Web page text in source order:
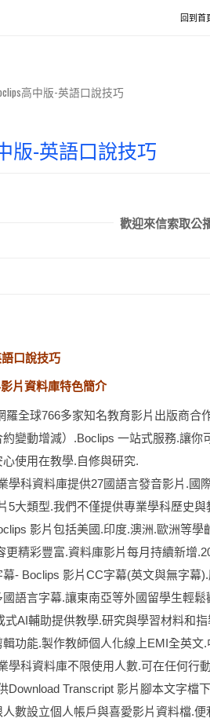
回到首
高中版-英語口說技巧
版-英語口說技巧
歡迎來信索取公
口說技巧
片資料庫特色簡介
羅全球766多家知名教育影片出版商合
約變動增減）.Boclips 一站式服務.讓
使用在教學.自修與研究.
學科資料庫提供27國語言發音影片.國
5大類型.我們不僅提供專業學科歷史
影片包括美國.印度.澳洲.歐洲等
更精彩豐富.資料庫影片每月持續新增
- Boclips 影片CC字幕(英文與無字幕
語言字幕.讓東南亞等外國留學生輕鬆
式AI輔助提供教學.研究與學習材料和指
功能.製作教師個人化線上EMI全英
學科資料庫不限使用人數.可在任何行
Download Transcript 影片腳本文字檔
數設立個人帳戶與喜愛影片資料檔.